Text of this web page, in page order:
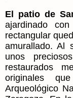
El patio de
ajardinado
rectangular
amurallado. Al
unos
restaurados
originales
Arqueológico